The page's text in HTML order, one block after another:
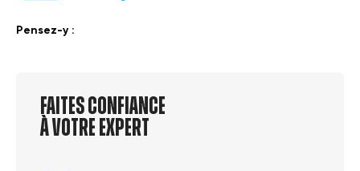
Pensez-y :
Faites confiance
à votre expert